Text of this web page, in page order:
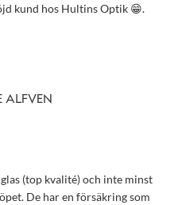
kund hos Hultins Optik 😁.
ALFVEN
(top kvalité) och inte minst
De har en försäkring som